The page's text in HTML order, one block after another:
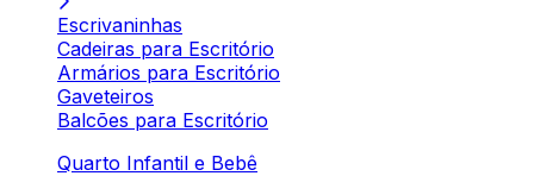
Escrivaninhas
Cadeiras para Escritório
Armários para Escritório
Gaveteiros
Balcões para Escritório
Quarto Infantil e Bebê